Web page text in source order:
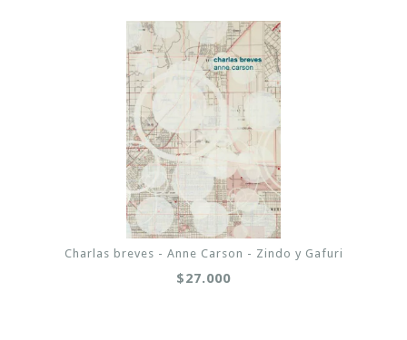
Charlas breves - Anne Carson - Zindo y Gafuri
$27.000